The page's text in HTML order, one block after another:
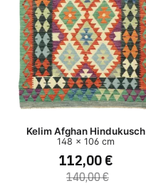
Kelim Afghan Hindukusch
148 x 106 cm
112,00 €
140,00 €